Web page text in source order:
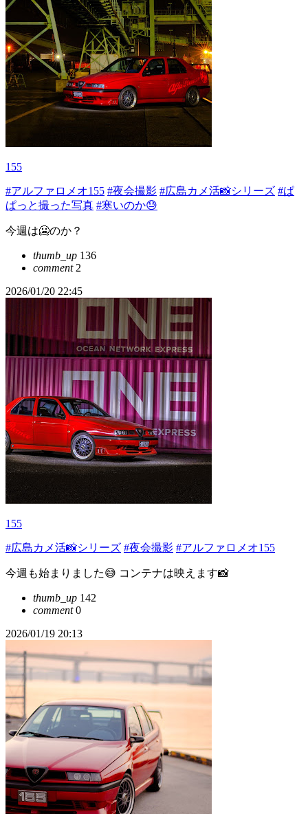
155
#アルファロメオ155 #夜会撮影 #広島カメ活📸シリーズ #ぱ
ぱっと撮った写真 #寒いのか😓
今週は🥶のか？
thumb_up 136
comment2
2026/01/20 22:45
155
#広島カメ活📸シリーズ #夜会撮影 #アルファロメオ155
今週も始まりました😅 コンテナは映えます📸
thumb_up 142
comment0
2026/01/19 20:13